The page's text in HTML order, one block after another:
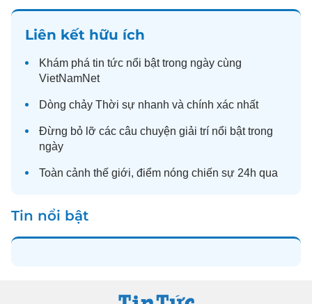
Liên kết hữu ích
Khám phá tin tức nổi bật trong ngày cùng
VietNamNet
Dòng chảy Thời sự nhanh và chính xác nhất
Đừng bỏ lỡ các câu chuyện giải trí nổi bật trong
ngày
Toàn cảnh thế giới, điểm nóng chiến sự 24h qua
Tin nổi bật